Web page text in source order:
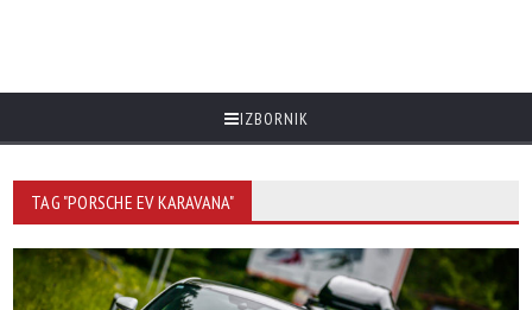
IZBORNIK
TAG "PORSCHE EV KARAVANA"